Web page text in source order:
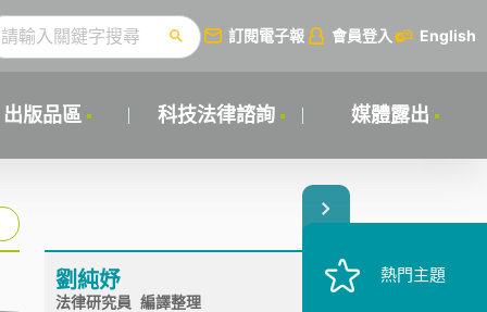
訂閱電子報 會員登入 English
出版品區 科技法律諮詢 媒體露出
劉純妤
法律研究員 編譯整理
熱門主題